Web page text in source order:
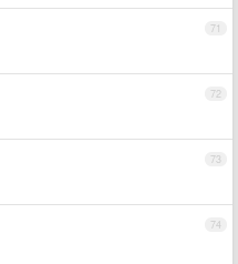
71
72
73
74